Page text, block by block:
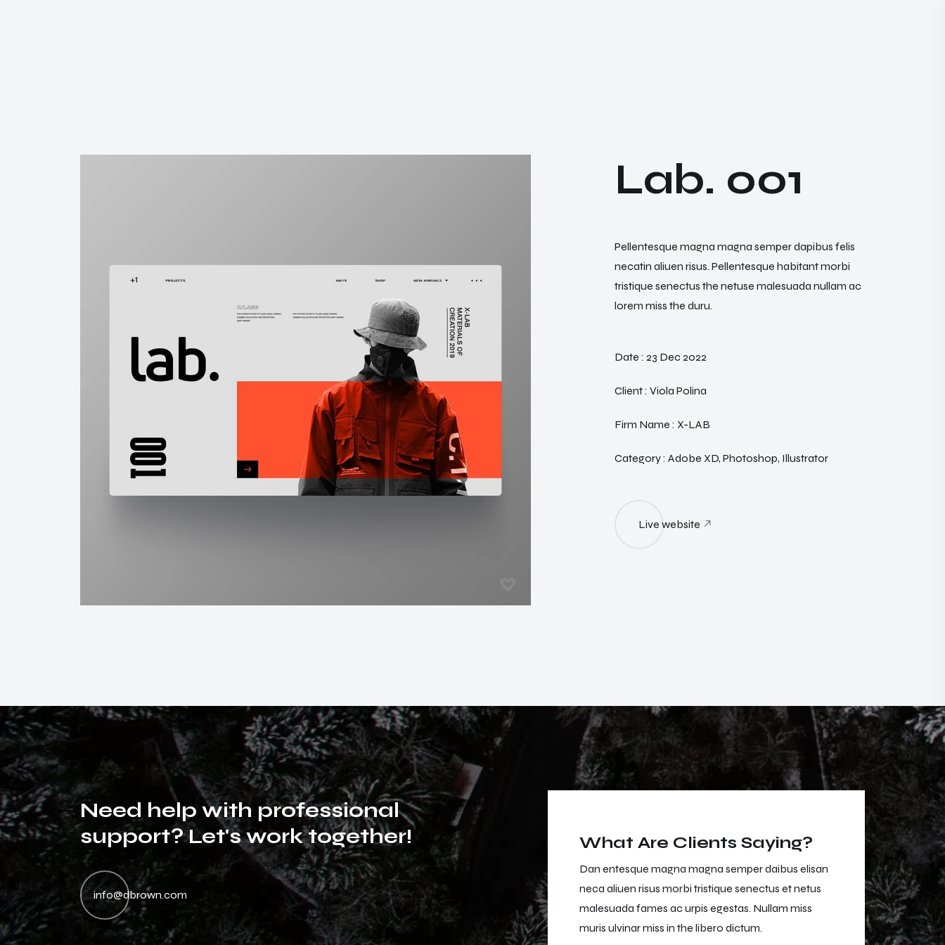
Lab. 001
Pellentesque magna magna semper dapibus felis
necatin aliuen risus. Pellentesque habitant morbi
tristique senectus the netuse malesuada nullam ac
lorem miss the duru.
Date : 23 Dec 2022
Client : Viola Polina
Firm Name : X-LAB
Category : Adobe XD, Photoshop, Illustrator
Live website
Need help with professional
support?Let'sworktogether!
info@dbrown.com
What Are Clients Saying?
Dan entesque magna magna semper daibus elisan
neca aliuen risus morbi tristique senectus et netus
malesuada fames ac urpis egestas. Nullam miss
muris ulvinar miss in the libero dictum.
Dan entesque magna magna semper daibus elisan
neca aliuen risus morbi tristique senectus et netus
malesuada fames ac urpis egestas. Nullam miss
muris ulvinar miss in the libero dictum.
Dan entesque magna magna semper daibus elisan
neca aliuen risus morbi tristique senectus et netus
malesuada fames ac urpis egestas. Nullam miss
muris ulvinar miss in the libero dictum.
Dan entesque
neca aliuen risus
malesuada
muris ulvinar